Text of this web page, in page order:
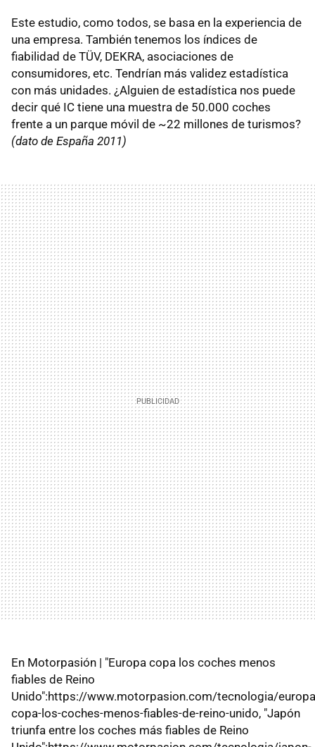
Este estudio, como todos, se basa en la experiencia de
una empresa. También tenemos los índices de
fiabilidad de TÜV, DEKRA, asociaciones de
consumidores, etc. Tendrían más validez estadística
con más unidades. ¿Alguien de estadística nos puede
decir qué IC tiene una muestra de 50.000 coches
frente a un parque móvil de ~22 millones de turismos?
(dato de España 2011)
En Motorpasión | "Europa copa los coches menos
fiables de Reino
Unido":https://www.motorpasion.com/tecnologia/
copa-los-coches-menos-fiables-de-reino-unido, "Japón
triunfa entre los coches más fiables de Reino